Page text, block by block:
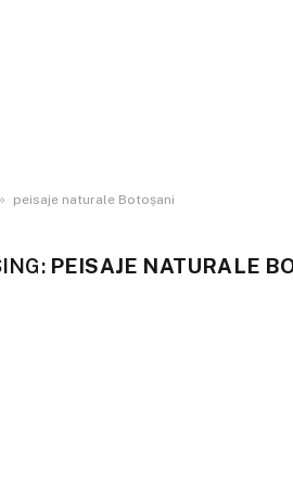
peisaje naturale Botoșani
PEISAJE NATURALE